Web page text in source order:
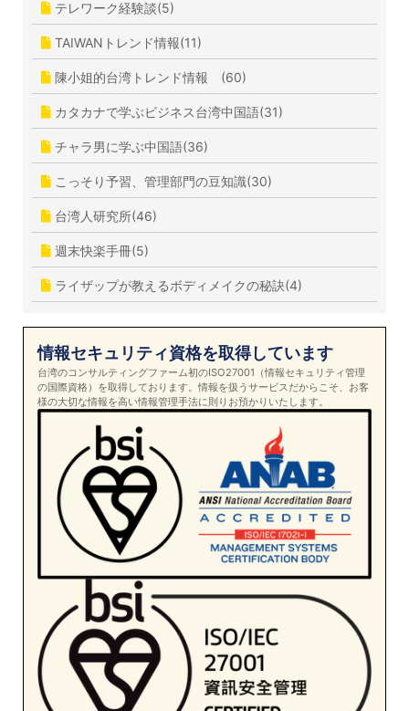
テレワーク経験談(5)
TAIWANトレンド情報(11)
陳小姐的台湾トレンド情報 (60)
カタカナで学ぶビジネス台湾中国語(31)
チャラ男に学ぶ中国語(36)
こっそり予習、管理部門の豆知識(30)
台湾人研究所(46)
週末快楽手冊(5)
ライザップが教えるボディメイクの秘訣(4)
情報セキュリティ資格を取得しています
台湾のコンサルティングファーム初のISO27001（情報セキュリティ管理
の国際資格）を取得しております。情報を扱うサービスだからこそ、お客
様の大切な情報を高い情報管理手法に則りお預かりいたします。